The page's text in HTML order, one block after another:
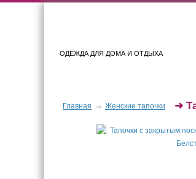
ОДЕЖДА ДЛЯ ДОМА И ОТДЫХА
Главная → Женские тапочки ➜